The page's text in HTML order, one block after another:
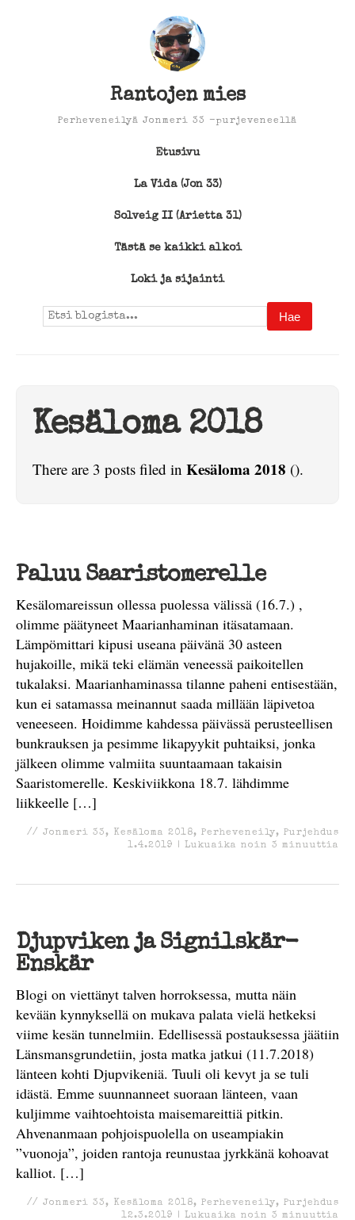
Rantojen mies
Perheveneilyä Jonmeri 33 -purjeveneellä
Etusivu
La Vida (Jon 33)
Solveig II (Arietta 31)
Tästä se kaikki alkoi
Loki ja sijainti
Search
for:
Kesäloma 2018
There are 3 posts filed in Kesäloma 2018 ().
Paluu Saaristomerelle
Kesälomareissun ollessa puolessa välissä (16.7.) ,
olimme päätyneet Maarianhaminan itäsatamaan.
Lämpömittari kipusi useana päivänä 30 asteen
hujakoille, mikä teki elämän veneessä paikoitellen
tukalaksi. Maarianhaminassa tilanne paheni entisestään,
kun ei satamassa meinannut saada millään läpivetoa
veneeseen. Hoidimme kahdessa päivässä perusteellisen
bunkrauksen ja pesimme likapyykit puhtaiksi, jonka
jälkeen olimme valmiita suuntaamaan takaisin
Saaristomerelle. Keskiviikkona 18.7. lähdimme
liikkeelle […]
// Jonmeri 33, Kesäloma 2018, Perheveneily, Purjehdus
1.4.2019
| Lukuaika noin 3 minuuttia
Djupviken ja Signilskär-
Enskär
Blogi on viettänyt talven horroksessa, mutta näin
kevään kynnyksellä on mukava palata vielä hetkeksi
viime kesän tunnelmiin. Edellisessä postauksessa jäätiin
Länsmansgrundetiin, josta matka jatkui (11.7.2018)
länteen kohti Djupvikeniä. Tuuli oli kevyt ja se tuli
idästä. Emme suunnanneet suoraan länteen, vaan
kuljimme vaihtoehtoista maisemareittiä pitkin.
Ahvenanmaan pohjoispuolella on useampiakin
”vuonoja”, joiden rantoja reunustaa jyrkkänä kohoavat
kalliot. […]
// Jonmeri 33, Kesäloma 2018, Perheveneily, Purjehdus
12.3.2019
| Lukuaika noin 3 minuuttia